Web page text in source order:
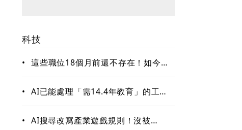
科技
• 這些職位18個月前還不存在！如今年
缺哪種人才？
• AI已能處理「需14.4年教育」的工
最值錢的是這些
• AI搜尋改寫產業遊戲規則！沒被